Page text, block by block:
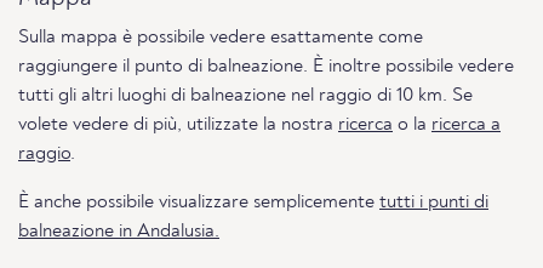
Sulla mappa è possibile vedere esattamente come
raggiungere il punto di balneazione. È inoltre possibile vedere
tutti gli altri luoghi di balneazione nel raggio di 10 km. Se
volete vedere di più, utilizzate la nostra ricerca o la ricerca a
raggio.
È anche possibile visualizzare semplicemente tutti i punti di
balneazione in Andalusia.